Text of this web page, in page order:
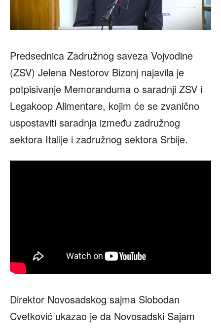
Predsednica Zadružnog saveza Vojvodine
(ZSV) Jelena Nestorov Bizonj najavila je
potpisivanje Memoranduma o saradnji ZSV i
Legakoop Alimentare, kojim će se zvanično
uspostaviti saradnja između zadružnog
sektora Italije i zadružnog sektora Srbije.
Direktor Novosadskog sajma Slobodan
Cvetković ukazao je da Novosadski Sajam